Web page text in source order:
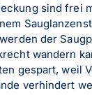
sind frei
der
wandern
gespart, weil
verhindert